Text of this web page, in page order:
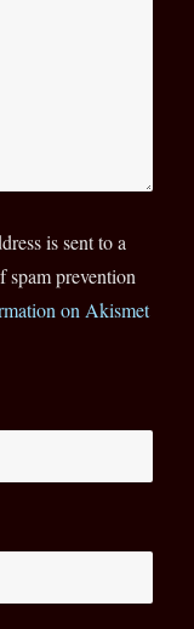
is sent to a
spam prevention
on Akismet